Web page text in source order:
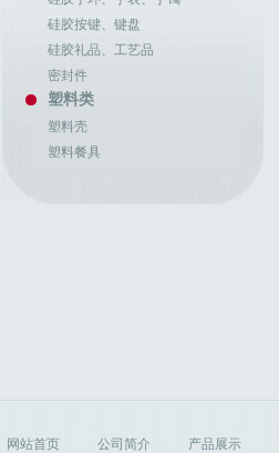
硅胶按键、键盘
硅胶礼品、工艺品
密封件
塑料类
塑料壳
塑料餐具
网站首页 公司简介 产品展示